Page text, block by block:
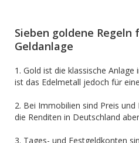
Sieben goldene Regeln
Geldanlage
1. Gold ist die klassische Anlage
ist das Edelmetall jedoch für
2. Bei Immobilien sind Preis
die Renditen in Deutschland
3. Tages- und Festgeldkonten